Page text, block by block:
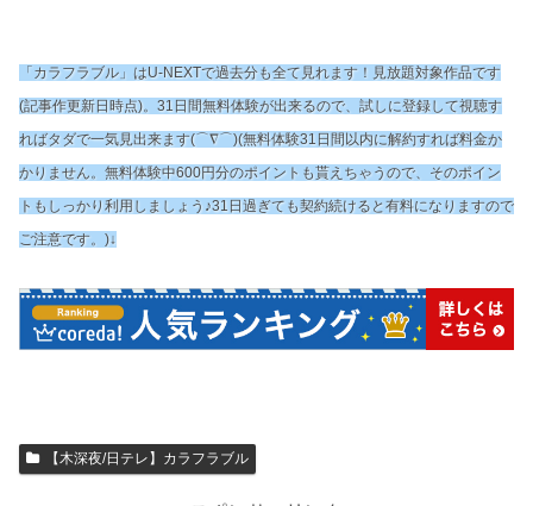
「カラフラブル」はU-NEXTで過去分も全て見れます！見放題対象作品です
(記事作更新日時点)。31日間無料体験が出来るので、試しに登録して視聴す
ればタダで一気見出来ます(⌒∇⌒)(無料体験31日間以内に解約すれば料金か
かりません。無料体験中600円分のポイントも貰えちゃうので、そのポイン
トもしっかり利用しましょう♪31日過ぎても契約続けると有料になりますので
ご注意です。)↓
【木深夜/日テレ】カラフラブル